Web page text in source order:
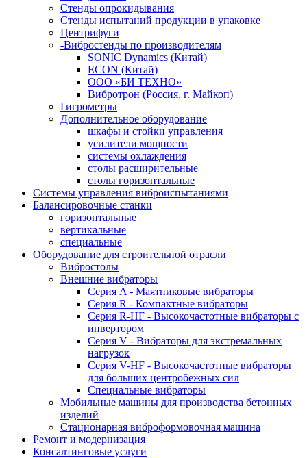
Стенды опрокидывания
Стенды испытаний продукции в упаковке
Центрифуги
-Вибростенды по производителям
SONIC Dynamics (Китай)
ECON (Китай)
ООО «БИ ТЕХНО»
Вибротрон (Россия, г. Майкоп)
Гигрометры
Дополнительное оборудование
шкафы и стойки управления
усилители мощности
системы охлаждения
столы расширительные
столы горизонтальные
Системы управления виброиспытаниями
Балансировочные станки
горизонтальные
вертикальные
специальные
Оборудование для строительной отрасли
Вибростолы
Внешние вибраторы
Серия A - Маятниковые вибраторы
Серия R - Компактные вибраторы
Серия R-HF - Высокочастотные вибраторы с
инвертором
Серия V - Вибраторы для экстремальных
нагрузок
Серия V-HF - Высокочастотные вибраторы
для больших центробежных сил
Специальные вибраторы
Мобильные машины для производства бетонных
изделий
Стационарная виброформовочная машина
Ремонт и модернизация
Консалтинговые услуги